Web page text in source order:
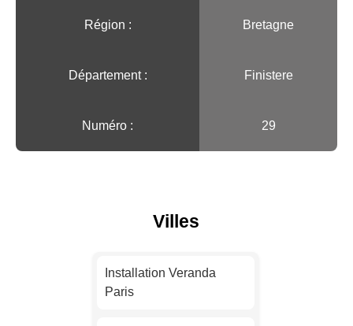
Région :️ Bretagne
Département : Finistere
Numéro : 29
Villes
Installation Veranda
Paris